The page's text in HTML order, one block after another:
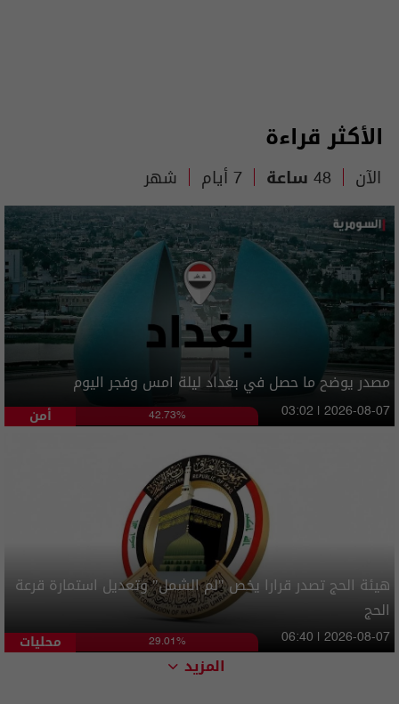
الأكثر قراءة
الآن 48 ساعة 7 أيام شهر
مصدر يوضح ما حصل في بغداد ليلة امس وفجر اليوم
أمن 42.73% 03:02 | 2026-08-07
هيئة الحج تصدر قرارا يخص "لم الشمل" وتعديل استمارة قرعة
الحج
محليات 29.01% 06:40 | 2026-08-07
المزيد